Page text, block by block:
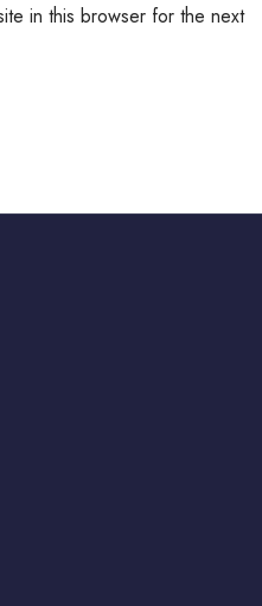
in this browser for the next